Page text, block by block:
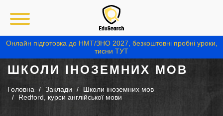
Онлайн підготовка до НМТ/ЗНО 2027, безкоштовні пробні уроки,
тисни ТУТ
ШКОЛИ ІНОЗЕМНИХ МОВ
Головна Заклади
Школи іноземних мов
Redford, курси англійської мови